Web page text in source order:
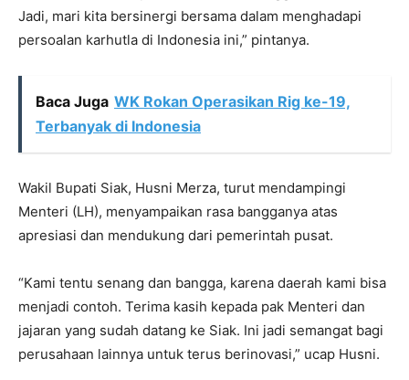
Jadi, mari kita bersinergi bersama dalam menghadapi
persoalan karhutla di Indonesia ini,” pintanya.
Baca Juga WK Rokan Operasikan Rig ke-19,
Terbanyak di Indonesia
Wakil Bupati Siak, Husni Merza, turut mendampingi
Menteri (LH), menyampaikan rasa bangganya atas
apresiasi dan mendukung dari pemerintah pusat.
“Kami tentu senang dan bangga, karena daerah kami bisa
menjadi contoh. Terima kasih kepada pak Menteri dan
jajaran yang sudah datang ke Siak. Ini jadi semangat bagi
perusahaan lainnya untuk terus berinovasi,” ucap Husni.